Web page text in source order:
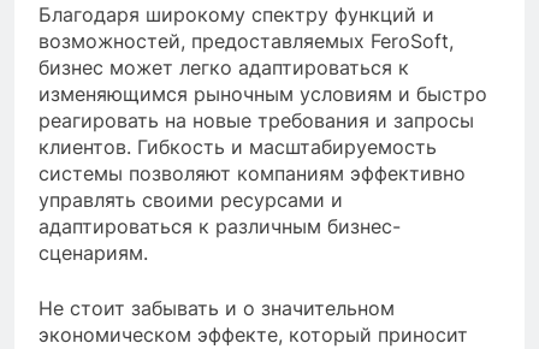
Благодаря широкому спектру функций и
возможностей, предоставляемых FeroSoft,
бизнес может легко адаптироваться к
изменяющимся рыночным условиям и быстро
реагировать на новые требования и запросы
клиентов. Гибкость и масштабируемость
системы позволяют компаниям эффективно
управлять своими ресурсами и
адаптироваться к различным бизнес-
сценариям.
Не стоит забывать и о значительном
экономическом эффекте, который приносит